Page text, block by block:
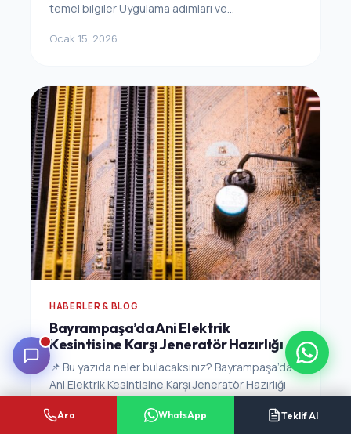
temel bilgiler Uygulama adımları ve...
Ocak 15, 2026
HABERLER & BLOG
Bayrampaşa’da Ani Elektrik
Kesintisine Karşı Jeneratör Hazırlığı
📌 Bu yazıda neler bulacaksınız? Bayrampaşa’da
Ani Elektrik Kesintisine Karşı Jeneratör Hazırlığı
hakkında temel bilgiler Uygulama...
Ara WhatsApp Teklif Al